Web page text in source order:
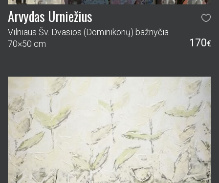
Arvydas Urniežius
Vilniaus Šv. Dvasios (Dominikonų) bažnyčia
70×50 cm
170€